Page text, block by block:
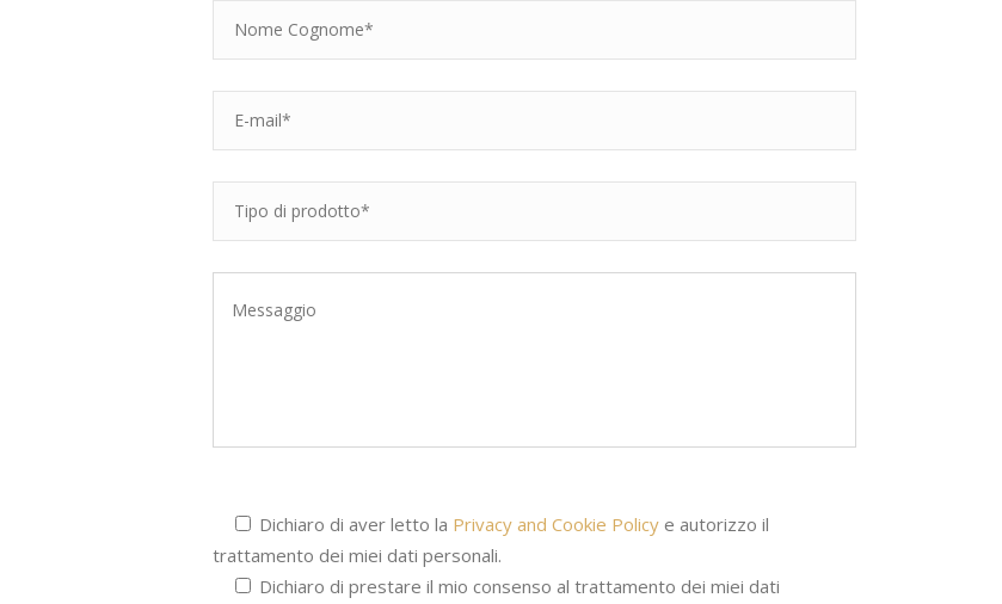
Dichiaro di aver letto la Privacy and Cookie Policy e autorizzo il
trattamento dei miei dati personali.
Dichiaro di prestare il mio consenso al trattamento dei miei dati